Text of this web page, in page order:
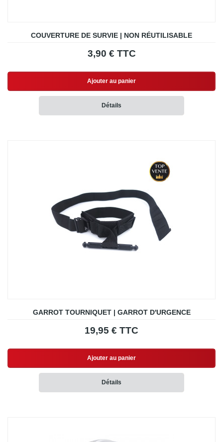
COUVERTURE DE SURVIE | NON RÉUTILISABLE
3,90 € TTC
Ajouter au panier
Détails
GARROT TOURNIQUET | GARROT D'URGENCE
19,95 € TTC
Ajouter au panier
Détails